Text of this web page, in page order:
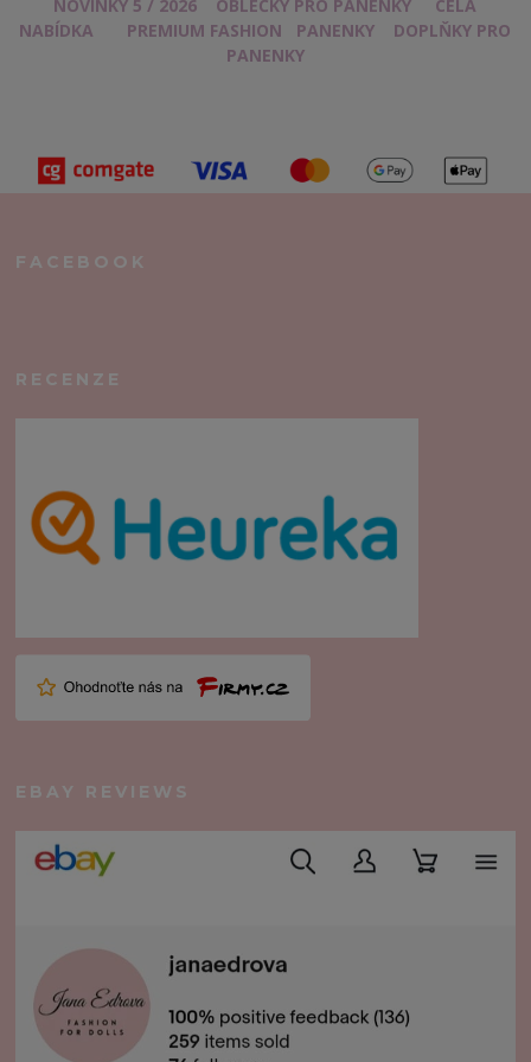
NOVINKY 5 / 2026 OBLEČKY PRO PANENKY
CELÁ
NABÍDKA
PREMIUM FASHION PANENKY
DOPLŇKY PRO
PANENKY
FACEBOOK
RECENZE
EBAY REVIEWS